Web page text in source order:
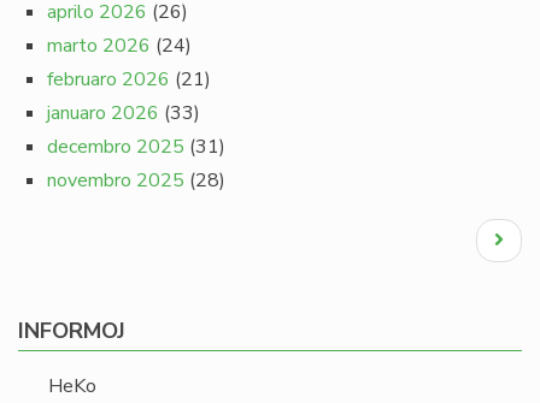
aprilo 2026 (26)
marto 2026 (24)
februaro 2026 (21)
januaro 2026 (33)
decembro 2025 (31)
novembro 2025 (28)
Next
page
INFORMOJ
HeKo